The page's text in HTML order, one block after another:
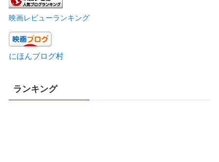
映画レビューランキング
にほんブログ村
ランキング